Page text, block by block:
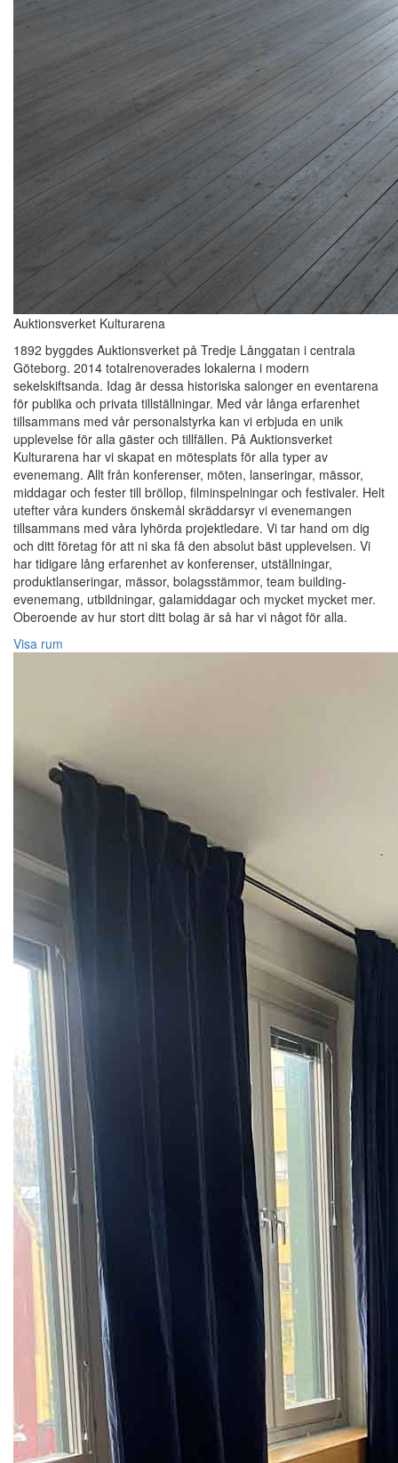
Auktionsverket Kulturarena
1892 byggdes Auktionsverket på Tredje Långgatan i centrala
Göteborg. 2014 totalrenoverades lokalerna i modern
sekelskiftsanda. Idag är dessa historiska salonger en eventarena
för publika och privata tillställningar. Med vår långa erfarenhet
tillsammans med vår personalstyrka kan vi erbjuda en unik
upplevelse för alla gäster och tillfällen. På Auktionsverket
Kulturarena har vi skapat en mötesplats för alla typer av
evenemang. Allt från konferenser, möten, lanseringar, mässor,
middagar och fester till bröllop, filminspelningar och festivaler. Helt
utefter våra kunders önskemål skräddarsyr vi evenemangen
tillsammans med våra lyhörda projektledare. Vi tar hand om dig
och ditt företag för att ni ska få den absolut bäst upplevelsen. Vi
har tidigare lång erfarenhet av konferenser, utställningar,
produktlanseringar, mässor, bolagsstämmor, team building-
evenemang, utbildningar, galamiddagar och mycket mycket mer.
Oberoende av hur stort ditt bolag är så har vi något för alla.
Visa rum